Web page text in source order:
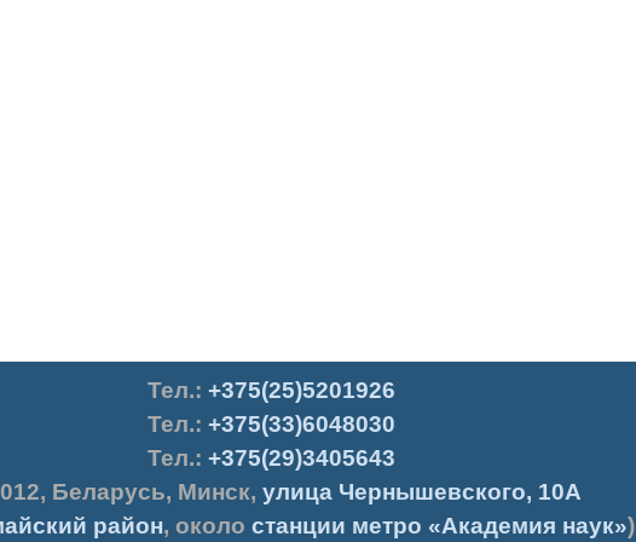
Тел.: +375(25)5201926
Тел.: +375(33)6048030
Тел.: +375(29)3405643
, Беларусь, Минск, улица Чернышевского, 10А
район, около станции метро «Академия наук»)